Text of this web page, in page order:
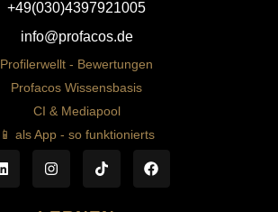
+49(030)4397921005
info@profacos.de
Profilerwellt - Bewertungen
Profacos Wissensbasis
CI & Mediapool
📱 als App - so funktionierts